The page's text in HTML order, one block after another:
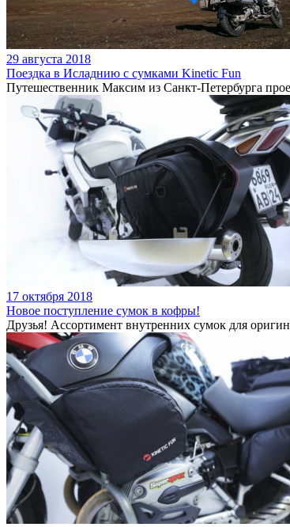
29 августа 2018
Поездка в Исладнию с сумками Kinetic Fun
Путешественник Максим из Санкт-Петербурга
17 октября 2018
Новое поступление сумок в кофры!
Друзья! Ассортимент внутренних сумок для